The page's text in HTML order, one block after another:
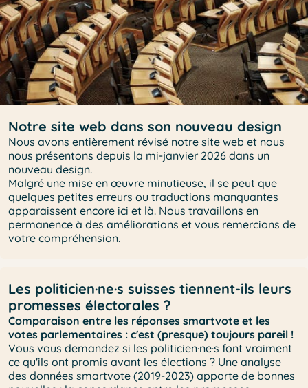
Notre site web dans son nouveau design
Nous avons entièrement révisé notre site web et nous
nous présentons depuis la mi-janvier 2026 dans un
nouveau design.
Malgré une mise en œuvre minutieuse, il se peut que
quelques petites erreurs ou traductions manquantes
apparaissent encore ici et là. Nous travaillons en
permanence à des améliorations et vous remercions de
votre compréhension.
Les politicien·ne·s suisses tiennent-ils leurs
promesses électorales ?
Comparaison entre les réponses smartvote et les
votes parlementaires : c'est (presque) toujours pareil !
Vous vous demandez si les politicien·ne·s font vraiment
ce qu'ils ont promis avant les élections ? Une analyse
des données smartvote (2019-2023) apporte de bonnes